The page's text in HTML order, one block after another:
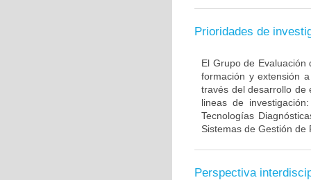
Prioridades de
El Grupo de Evaluación
formación y extensión
través del desarrollo de
lineas de
Tecnologías
Sistemas de Gestión de
Perspectiva